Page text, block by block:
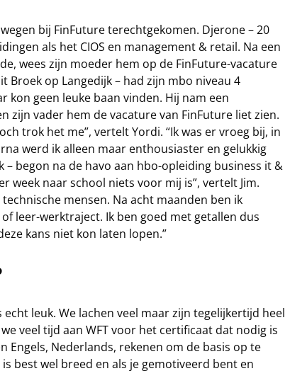
bij FinFuture terechtgekomen. Djerone – 20
als het CIOS en management & retail. Na een
wees zijn moeder hem op de FinFuture-vacature
Broek op Langedijk – had zijn mbo niveau 4
geen leuke baan vinden. Hij nam een
zijn vader hem de vacature van FinFuture liet zien.
trok het me”, vertelt Yordi. “Ik was er vroeg bij, in
werd ik alleen maar enthousiaster en gelukkig
– begon na de havo aan hbo-opleiding business it &
week naar school niets voor mij is”, vertelt Jim.
mensen. Na acht maanden ben ik
leer-werktraject. Ik ben goed met getallen dus
kans niet kon laten lopen.”
echt leuk. We lachen veel maar zijn tegelijkertijd heel
veel tijd aan WFT voor het certificaat dat nodig is
Engels, Nederlands, rekenen om de basis op te
best wel breed en als je gemotiveerd bent en